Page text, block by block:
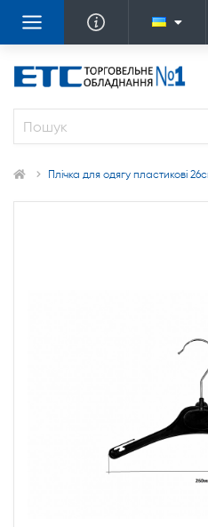
Плічка для одягу пластикові